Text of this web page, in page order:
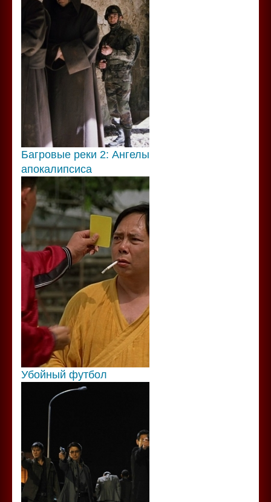
Багровые реки 2: Ангелы
апокалипсиса
Убойный футбол